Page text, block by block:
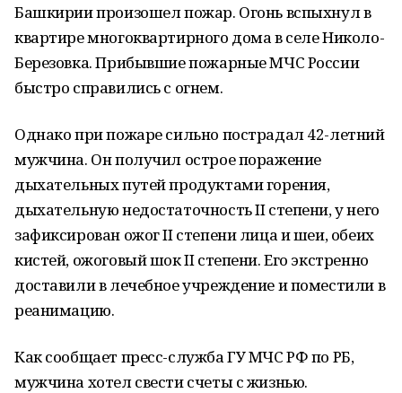
Башкирии произошел пожар. Огонь вспыхнул в
квартире многоквартирного дома в селе Николо-
Березовка. Прибывшие пожарные МЧС России
быстро справились с огнем.
Однако при пожаре сильно пострадал 42-летний
мужчина. Он получил острое поражение
дыхательных путей продуктами горения,
дыхательную недостаточность II степени, у него
зафиксирован ожог II степени лица и шеи, обеих
кистей, ожоговый шок II степени. Его экстренно
доставили в лечебное учреждение и поместили в
реанимацию.
Как сообщает пресс-служба ГУ МЧС РФ по РБ,
мужчина хотел свести счеты с жизнью.